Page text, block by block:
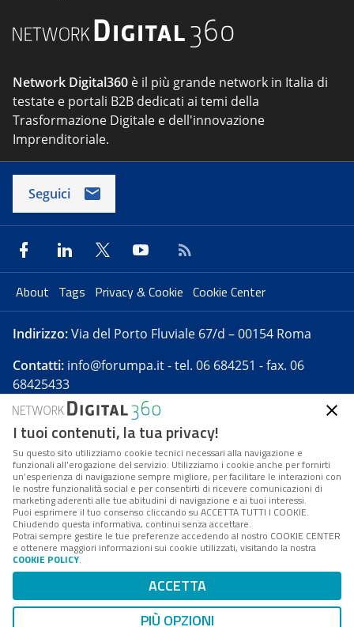
Network Digital360 è il più grande network in Italia di
testate e portali B2B dedicati ai temi della
Trasformazione Digitale e dell'innovazione
Imprenditoriale.
Seguici
About Tags Privacy & Cookie Cookie Center
Indirizzo:Via del Porto Fluviale 67/d – 00154 Roma
Contatti: info@forumpa.it- tel. 06 684251 - fax. 06
68425433
Forumpa.itè una pubblicazione telematica iscritta
presso Registro della stampa del Tribunale di Roma -
Reg. n. 182 del 2 maggio 2008 - Direttore resp. Michela
Stentella
FPA s.r.l. è società soggetta a Direzione e
Coordinamento da parte di Digital360 S.p.A. - FPA s.r.l.
è un'azienda certificata per il sistema di management
Codice Fiscale/Partita IVA n. 10693191008 - R.E.A. Roma
n. 1249791. ISP AWS
Mappa del sito
I tuoi contenuti, la tua privacy!
Su questo sito utilizziamo cookie tecnici necessari alla navigazione e
funzionali all’erogazione del servizio. Utilizziamo i cookie anche per fornirti
un’esperienza di navigazione sempre migliore, per facilitare le interazioni con
le nostre funzionalità social e per consentirti di ricevere comunicazioni di
marketing aderenti alle tue abitudini di navigazione e ai tuoi interessi.
Puoi esprimere il tuo consenso cliccando su ACCETTA TUTTI I COOKIE.
Chiudendo questa informativa, continui senza accettare.
Potrai sempre gestire le tue preferenze accedendo al nostro COOKIE CENTER
e ottenere maggiori informazioni sui cookie utilizzati, visitando la nostra
COOKIE POLICY.
ACCETTA
PIÙ OPZIONI